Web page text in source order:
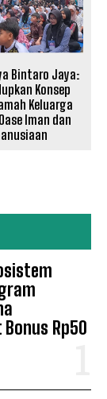
Rp50
Bintaro Jaya:
Konsep
Keluarga
Iman dan